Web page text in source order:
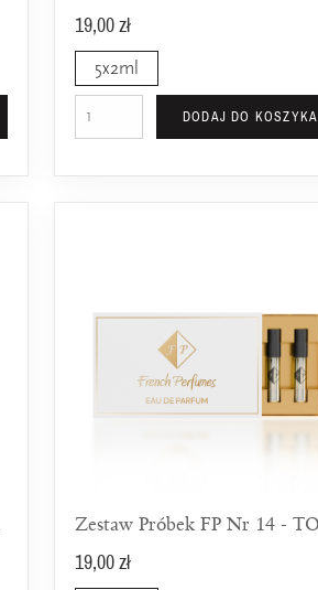
19,00 zł
5x2ml
DODAJ DO KOSZYKA
19,00 zł